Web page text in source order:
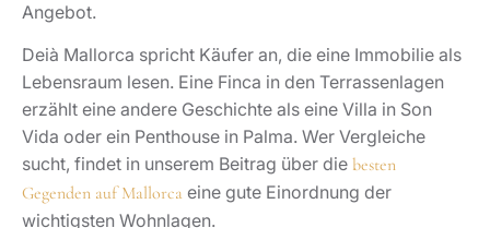
Angebot.
Deià Mallorca spricht Käufer an, die eine Immobilie als
Lebensraum lesen. Eine Finca in den Terrassenlagen
erzählt eine andere Geschichte als eine Villa in Son
Vida oder ein Penthouse in Palma. Wer Vergleiche
sucht, findet in unserem Beitrag über die besten
Gegenden auf Mallorca eine gute Einordnung der
wichtigsten Wohnlagen.